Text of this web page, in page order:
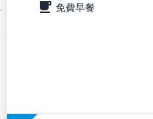
免費早餐